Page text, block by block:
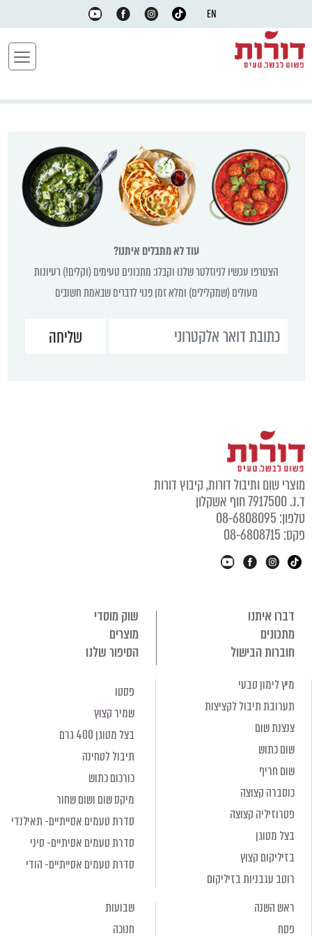
EN
עוד לא מתבלים איתנו?
הצטרפו עכשיו לניוזלטר שלנו וקבלו: מתכונים טעימים (וקלים!) רעיונות
מעולים (שמקלילים) ומלא זמן פנוי לדברים שבאמת חשובים
מוצרי שום ותיבול דורות, קיבוץ דורות
ד.נ. 7917500 חוף אשקלון
טלפון: 08-6808095
פקס: 08-6808715
דברו איתנו
שוק מוסדי
מתכונים
מוצרים
חוברות הבישול
הסיפור שלנו
מיץ לימון טבעי
תערובת תיבול לקציצות
צנצנת שום
שום כתוש
שום חריף
כוסברה קצוצה
פטרוזיליה קצוצה
בצל מטוגן
בזיליקום קצוץ
רוטב עגבניות בזיליקום
פסטו
שמיר קצוץ
בצל מטוגן 400 גרם
תיבול לטחינה
כורכום כתוש
מיקס שום ושום שחור
סדרת טעמים אסייתיים- תאילנדי
סדרת טעמים אסיתיים- סיני
סדרת טעמים אסייתיים- הודי
ראש השנה
פסח
שבועות
חנוכה